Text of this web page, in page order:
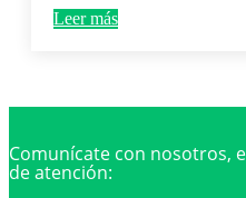
Leer más
Comunícate con nosotros,
de atención: